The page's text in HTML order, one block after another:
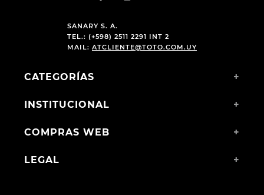
SANARY S. A.
TEL.: (+598) 2511 2291 INT 2
MAIL: ATCLIENTE@TOTO.COM.UY
CATEGORÍAS +
INSTITUCIONAL +
COMPRAS WEB +
LEGAL +